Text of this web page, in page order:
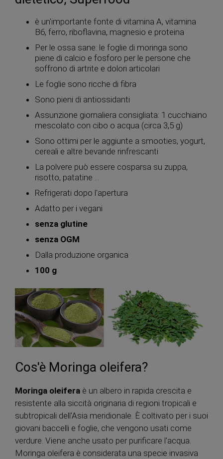
è un'importante fonte di vitamina A, vitamina
B6, ferro, riboflavina, magnesio e proteina
Per le ossa sane: le foglie di moringa sono
piene di calcio e fosforo per le persone che
soffrono di artrite e dolori articolari
Le foglie sono ricche di fibra
Sono pieni di antiossidanti
Assunzione giornaliera consigliata: 1 cucchiaino
mescolato con cibo o acqua (circa 3,5 g)
Sono ottimi per le aggiunte a smooties, yogurt,
cereali e altre bevande rinfrescanti
La polvere può essere cosparsa su zuppa,
risotto, patatine ...
Refrigerati dopo l'apertura
Adatto per i vegani
senza glutine
senza OGM
Dalla produzione organica
100 g
Cos'è Moringa oleifera?
Moringa oleifera è un albero in rapida crescita e
resistente alla siccità originaria di regioni tropicali e
subtropicali dell'Asia meridionale. È coltivato per i suoi
giovani baccelli e foglie, che vengono usati come
verdure. Viene anche usato per purificare l'acqua.
Moringa oleifera è considerata una specie invasiva